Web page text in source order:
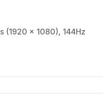
(1920 x 1080), 144Hz